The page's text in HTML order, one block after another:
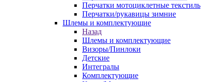
Перчатки мотоциклетные текстиль
Перчатки/рукавицы зимние
Шлемы и комплектующие
Назад
Шлемы и комплектующие
Визоры/Пинлоки
Детские
Интегралы
Комплектующие